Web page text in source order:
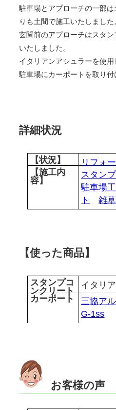
駐車場とアプローチの一部
りも土間で施工いたしました
玄関前のアプローチはスタ
いたしました。
イタリアンアシュラーを使用
駐車場にカーポートを取り付
詳細状況
【状況】
リフォ
【施工内
容】
スタン
駐車場
ト
雑
【使った商品】
スタンプコ
ンクリート
イタリ
カーポート
三協ア
G-1ss
お客様の声